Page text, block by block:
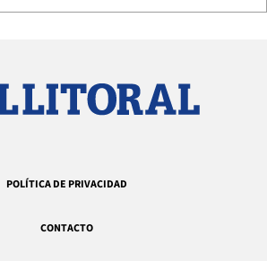
POLÍTICA DE PRIVACIDAD
CONTACTO